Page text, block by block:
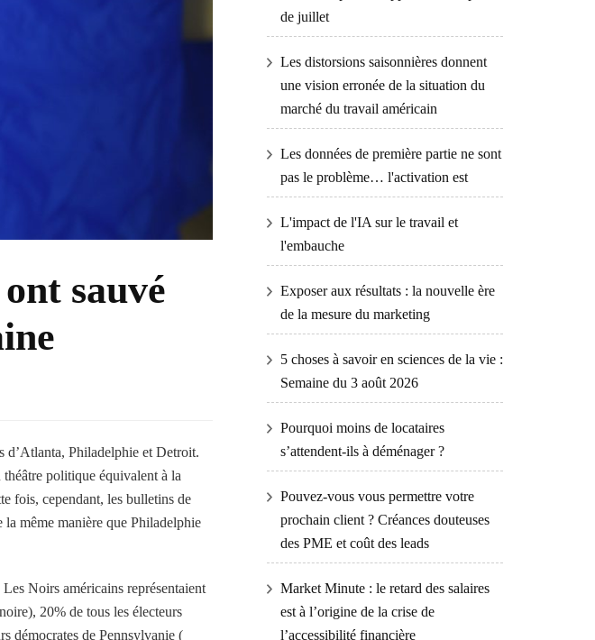
sauvé
d’Atlanta, Philadelphie et Detroit.
politique équivalent à la
fois, cependant, les bulletins de
même manière que Philadelphie
Noirs américains représentaient
20% de tous les électeurs
démocrates de Pennsylvanie (
de juillet
Les distorsions saisonnières donnent
une vision erronée de la situation du
marché du travail américain
Les données de première partie ne sont
pas le problème… l'activation est
L'impact de l'IA sur le travail et
l'embauche
Exposer aux résultats : la nouvelle ère
de la mesure du marketing
5 choses à savoir en sciences de la vie :
Semaine du 3 août 2026
Pourquoi moins de locataires
s’attendent-ils à déménager ?
Pouvez-vous vous permettre votre
prochain client ? Créances douteuses
des PME et coût des leads
Market Minute : le retard des salaires
est à l’origine de la crise de
l’accessibilité financière